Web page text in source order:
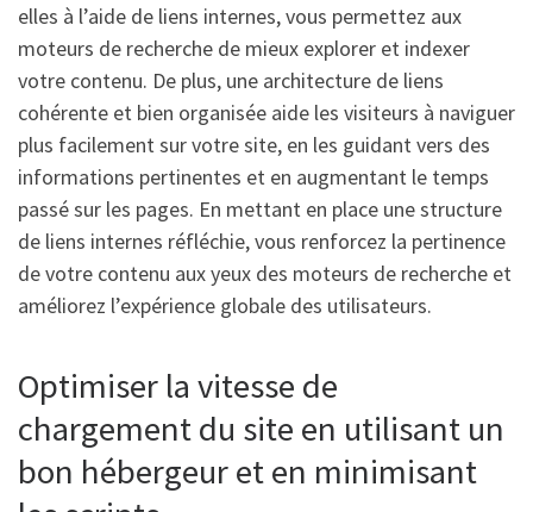
elles à l’aide de liens internes, vous permettez aux
moteurs de recherche de mieux explorer et indexer
votre contenu. De plus, une architecture de liens
cohérente et bien organisée aide les visiteurs à naviguer
plus facilement sur votre site, en les guidant vers des
informations pertinentes et en augmentant le temps
passé sur les pages. En mettant en place une structure
de liens internes réfléchie, vous renforcez la pertinence
de votre contenu aux yeux des moteurs de recherche et
améliorez l’expérience globale des utilisateurs.
Optimiser la vitesse de
chargement du site en utilisant un
bon hébergeur et en minimisant